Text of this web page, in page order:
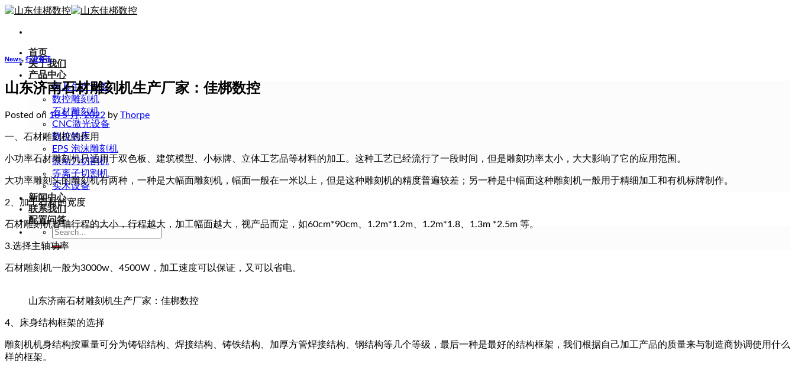
Skip
content
首页
关于我们
产品中心
家具生产设备
数控雕刻机
石材雕刻机
CNC激光设备
数控铣床
EPS 泡沫雕刻机
振动刀切割机
等离子切割机
实木设备
新闻中心
联系我们
配置问答
Search
for:
News, 行业资讯
山东济南石材雕刻机生产厂家：佳梆数控
Posted on 18 5 月, 2022 by Thorpe
一、石材雕刻机的作用
小功率石材雕刻机只适用于双色板、建筑模型、小标牌、立体工艺品等材料的加工。这种工艺已经流行了一段时间，但是雕刻功率太小，大大影响了它的应用范围。
大功率雕刻​​头的雕刻机有两种，一种是大幅面雕刻机，幅面一般在一米以上，但是这种雕刻机的精度普遍较差；另一种是中幅面这种雕刻机一般用于精细加工和有机标牌制作。
2、加工石材的宽度
石材雕刻机各轴行程的大小，行程越大，加工幅面越大，视产品而定，如60cm*90cm、1.2m*1.2m、1.2m*1.8、1.3m *2.5m 等。
3.选择主轴功率
石材雕刻机一般为3000w、4500W，加工速度可以保证，又可以省电。
山东济南石材雕刻机生产厂家：佳梆数控
4、床身结构框架的选择
雕刻机机身结构按重量可分为铸铝结构、焊接结构、铸铁结构、加厚方管焊接结构、钢结构等几个等级，最后一种是最好的结构框架，我们根据自己加工产品的质量来与制造商协调使用什么
样的框架。